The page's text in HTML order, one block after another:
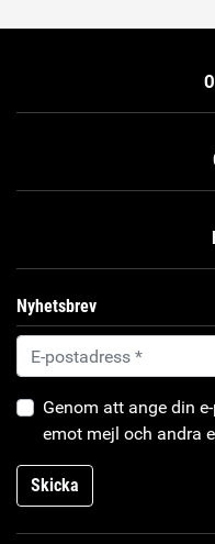
Nyhetsbrev
Genom att ange din
emot mejl och andra
Skicka